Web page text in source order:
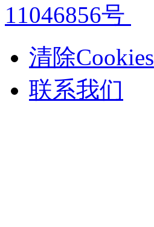
11046856号
清除Cookies
联系我们